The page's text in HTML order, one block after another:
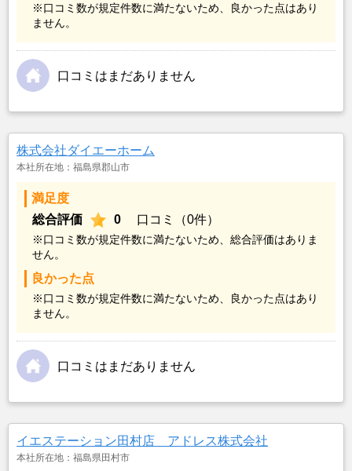
※口コミ数が規定件数に満たないため、良かった点はあり
ません。
口コミはまだありません
株式会社ダイエーホーム
本社所在地：福島県郡山市
満足度
総合評価
0 口コミ（0件）
※口コミ数が規定件数に満たないため、総合評価はありま
せん。
良かった点
※口コミ数が規定件数に満たないため、良かった点はあり
ません。
口コミはまだありません
イエステーション田村店 アドレス株式会社
本社所在地：福島県田村市